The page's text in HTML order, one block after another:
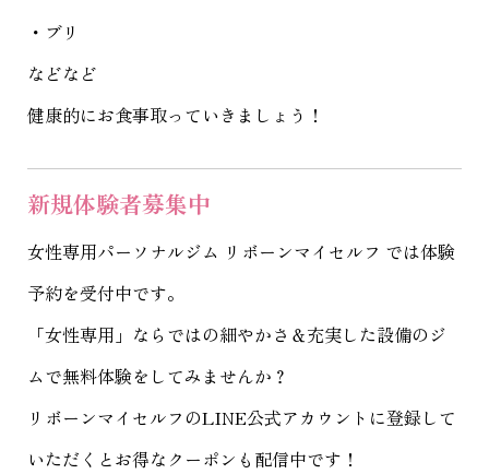
・ブリ
などなど
健康的にお食事取っていきましょう！
新規体験者募集中
女性専用パーソナルジム リボーンマイセルフ では体験
予約を受付中です。
「女性専用」ならではの細やかさ＆充実した設備のジ
ムで無料体験をしてみませんか？
リボーンマイセルフのLINE公式アカウントに登録して
いただくとお得なクーポンも配信中です！